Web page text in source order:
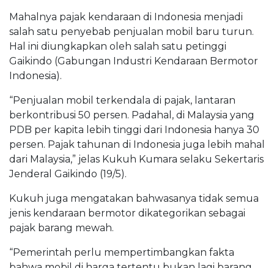
Mahalnya pajak kendaraan di Indonesia menjadi
salah satu penyebab penjualan mobil baru turun.
Hal ini diungkapkan oleh salah satu petinggi
Gaikindo (Gabungan Industri Kendaraan Bermotor
Indonesia).
“Penjualan mobil terkendala di pajak, lantaran
berkontribusi 50 persen. Padahal, di Malaysia yang
PDB per kapita lebih tinggi dari Indonesia hanya 30
persen. Pajak tahunan di Indonesia juga lebih mahal
dari Malaysia,” jelas Kukuh Kumara selaku Sekertaris
Jenderal Gaikindo (19/5).
Kukuh juga mengatakan bahwasanya tidak semua
jenis kendaraan bermotor dikategorikan sebagai
pajak barang mewah.
“Pemerintah perlu mempertimbangkan fakta